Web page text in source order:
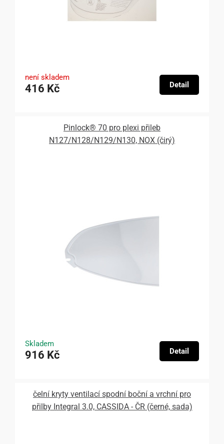
není skladem
416 Kč Detail
Pinlock® 70 pro plexi přileb
N127/N128/N129/N130, NOX (čirý)
Skladem
916 Kč Detail
čelní kryty ventilací spodní boční a vrchní pro
přilby Integral 3.0, CASSIDA - ČR (černé, sada)